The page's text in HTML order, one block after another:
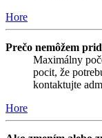
Hore
Prečo nemôžem
Maximálny
pocit, že
kontaktujte
Hore